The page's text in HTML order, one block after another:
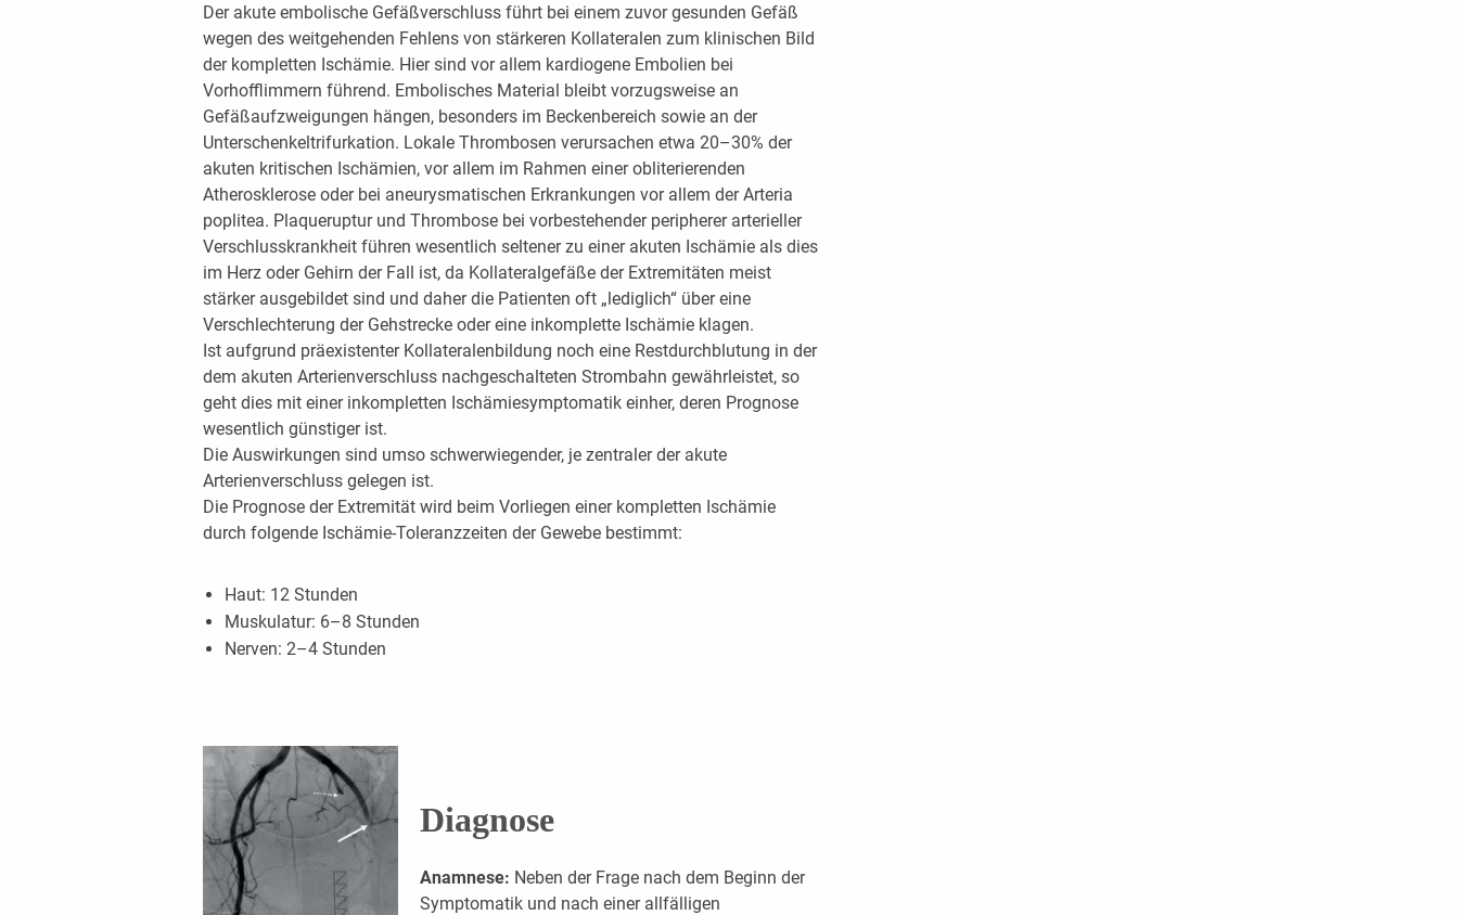
Der akute embolische Gefäßverschluss führt bei einem zuvor gesunden Gefäß
wegen des weitgehenden Fehlens von stärkeren Kollateralen zum klinischen Bild
der kompletten Ischämie. Hier sind vor allem kardiogene Embolien bei
Vorhofflimmern führend. Embolisches Material bleibt vorzugsweise an
Gefäßaufzweigungen hängen, besonders im Beckenbereich sowie an der
Unterschenkeltrifurkation. Lokale Thrombosen verursachen etwa 20–30% der
akuten kritischen Ischämien, vor allem im Rahmen einer obliterierenden
Atherosklerose oder bei aneurysmatischen Erkrankungen vor allem der Arteria
poplitea. Plaqueruptur und Thrombose bei vorbestehender peripherer arterieller
Verschlusskrankheit führen wesentlich seltener zu einer akuten Ischämie als dies
im Herz oder Gehirn der Fall ist, da Kollateralgefäße der Extremitäten meist
stärker ausgebildet sind und daher die Patienten oft „lediglich“ über eine
Verschlechterung der Gehstrecke oder eine inkomplette Ischämie klagen.
Ist aufgrund präexistenter Kollateralenbildung noch eine Restdurchblutung in der
dem akuten Arterienverschluss nachgeschalteten Strombahn gewährleistet, so
geht dies mit einer inkompletten Ischämiesymptomatik einher, deren Prognose
wesentlich günstiger ist.
Die Auswirkungen sind umso schwerwiegender, je zentraler der akute
Arterienverschluss gelegen ist.
Die Prognose der Extremität wird beim Vorliegen einer kompletten Ischämie
durch folgende Ischämie-Toleranzzeiten der Gewebe bestimmt:
Haut: 12 Stunden
Muskulatur: 6–8 Stunden
Nerven: 2–4 Stunden
Diagnose
Anamnese: Neben der Frage nach dem Beginn der
Symptomatik und nach einer allfälligen